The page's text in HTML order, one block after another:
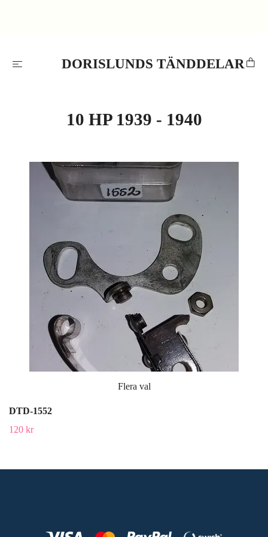
DORISLUNDS TÄNDDELAR
10 HP 1939 - 1940
Flera val
DTD-1552
120 kr